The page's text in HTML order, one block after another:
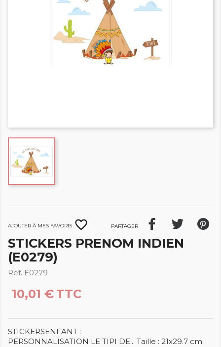
Ajouter à mes favoris favorite_border Partager
STICKERS PRENOM INDIEN
(E0279)
Ref. E0279
10,01 € TTC
STICKERSENFANT :
PERSONNALISATION LE TIPI DE... Taille : 21x29.7 cm